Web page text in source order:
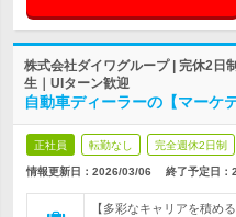
株式会社ダイワグループ | 完休2日
生｜UIターン歓迎
自動車ディーラーの【マーケ
正社員 転勤なし 完全週休2日制
情報更新日：2026/03/06 終了予定日：
【多彩なキャリアを積め